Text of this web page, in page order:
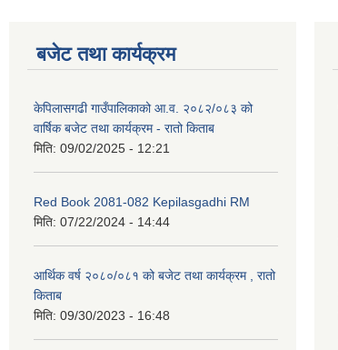
बजेट तथा कार्यक्रम
केपिलासगढी गाउँपालिकाको आ.व. २०८२/०८३ को
वार्षिक बजेट तथा कार्यक्रम - रातो किताब
मिति: 09/02/2025 - 12:21
Red Book 2081-082 Kepilasgadhi RM
मिति: 07/22/2024 - 14:44
आर्थिक वर्ष २०८०/०८१ को बजेट तथा कार्यक्रम , रातो
किताब
मिति: 09/30/2023 - 16:48